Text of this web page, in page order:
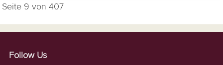
Seite 9 von 407
Follow Us